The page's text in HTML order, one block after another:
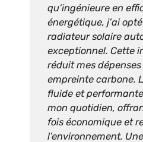
qu’ingénieure en
énergétique, j’ai
radiateur solaire
exceptionnel. Cette
réduit mes
empreinte carbone.
fluide et
mon quotidien,
fois économique et
l’environnement.